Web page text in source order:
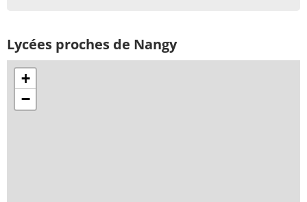
Lycées proches de Nangy
+
−